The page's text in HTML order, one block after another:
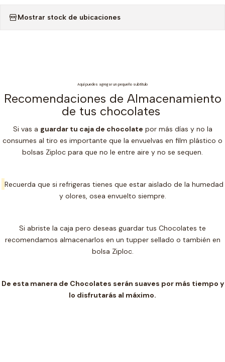
Mostrar stock de ubicaciones
Aquí puedes agregar un pequeño subtítulo
Recomendaciones de Almacenamiento
de tus chocolates
Si vas a guardar tu caja de chocolate por más días y no la
consumes al tiro es importante que la envuelvas en film plástico o
bolsas Ziploc para que no le entre aire y no se sequen.
Recuerda que si refrigeras tienes que estar aislado de la humedad
y olores, osea envuelto siempre.
Si abriste la caja pero deseas guardar tus Chocolates te
recomendamos almacenarlos en un tupper sellado o también en
bolsa Ziploc.
De esta manera de Chocolates serán suaves por más tiempo y
lo disfrutarás al máximo.